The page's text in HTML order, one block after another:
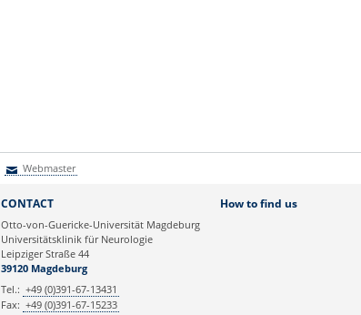
Webmaster
CONTACT
Otto-von-Guericke-Universität Magdeburg
Universitätsklinik für Neurologie
Leipziger Straße 44
39120 Magdeburg
Tel.: +49 (0)391-67-13431
Fax: +49 (0)391-67-15233
How to find us